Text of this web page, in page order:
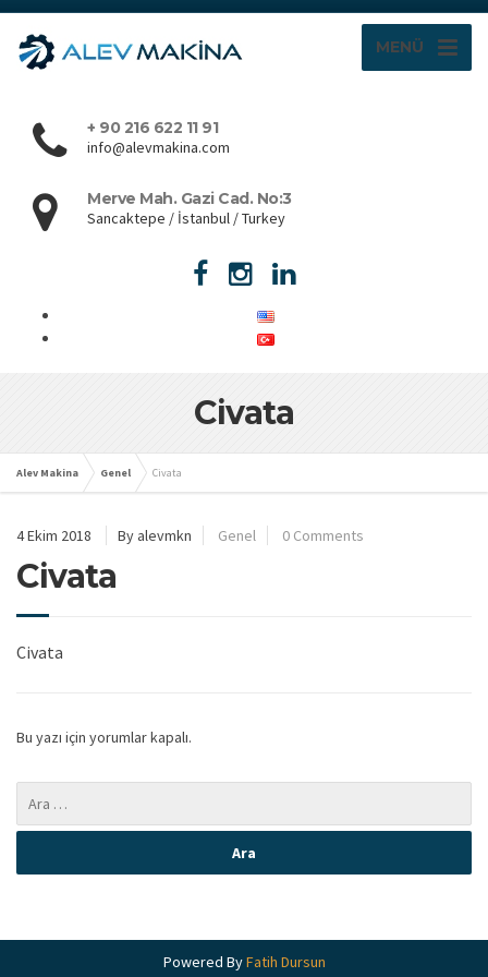
MENÜ
+ 90 216 622 11 91
info@alevmakina.com
Merve Mah. Gazi Cad. No:3
Sancaktepe / İstanbul / Turkey
Civata
Alev Makina Genel Civata
4 Ekim 2018 By alevmkn Genel 0 Comments
Civata
Civata
Bu yazı için yorumlar kapalı.
Powered ByFatih Dursun